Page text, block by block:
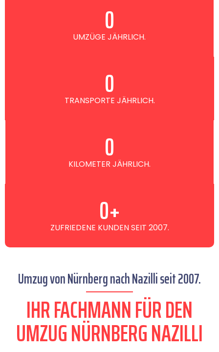
UMZÜGE JÄHRLICH.
0
TRANSPORTE JÄHRLICH.
0
KILOMETER JÄHRLICH.
0
ZUFRIEDENE KUNDEN SEIT 2007.
0+
Umzug von Nürnberg nach Nazilli seit 2007.
IHR FACHMANN FÜR DEN
UMZUG NÜRNBERG NAZILLI